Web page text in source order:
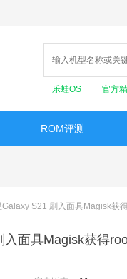
乐蛙OS 官方
ROM评测
Galaxy S21 刷入面具Magisk获
面具Magisk获得